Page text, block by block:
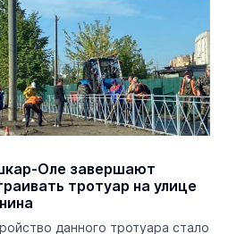
Оле завершают
тротуар на улице
данного тротуара стало